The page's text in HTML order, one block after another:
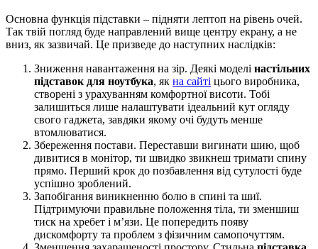
Основна функція підставки – підняти лептоп на рівень очей.
Так твій погляд буде направлений вище центру екрану, а не
вниз, як зазвичай. Це призведе до наступних наслідків:
Зниження навантаження на зір. Деякі моделі настільних
підставок для ноутбука, як на сайті цього виробника,
створені з урахуванням комфортної висоти. Тобі
залишиться лише налаштувати ідеальний кут огляду
свого гаджета, завдяки якому очі будуть менше
втомлюватися.
Збереження постави. Переставши вигинати шию, щоб
дивитися в монітор, ти швидко звикнеш тримати спину
прямо. Перший крок до позбавлення від сутулості буде
успішно зроблений.
Запобігання виникненню болю в спині та шиї.
Підтримуючи правильне положення тіла, ти зменшиш
тиск на хребет і м’язи. Це попередить появу
дискомфорту та проблем з фізичним самопочуттям.